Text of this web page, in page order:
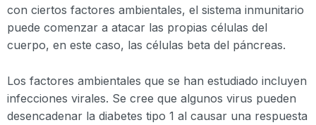
con ciertos factores ambientales, el sistema inmunitario
puede comenzar a atacar las propias células del
cuerpo, en este caso, las células beta del páncreas.
Los factores ambientales que se han estudiado incluyen
infecciones virales. Se cree que algunos virus pueden
desencadenar la diabetes tipo 1 al causar una respuesta